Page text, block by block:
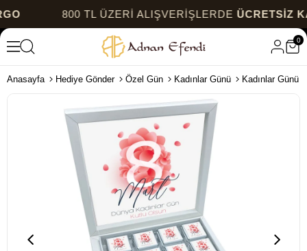
800 TL ÜZERİ ALIŞVERİŞLERDEÜCRETSİZ KARGO
0
Anasayfa Hediye Gönder Özel Gün Kadınlar Günü Kadınlar Günü